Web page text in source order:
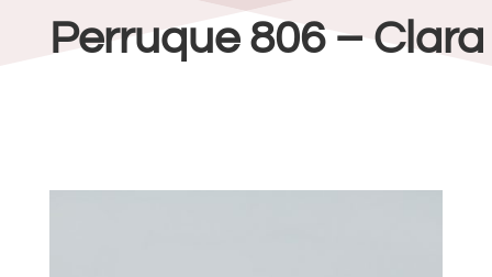
Perruque 806 – Clara